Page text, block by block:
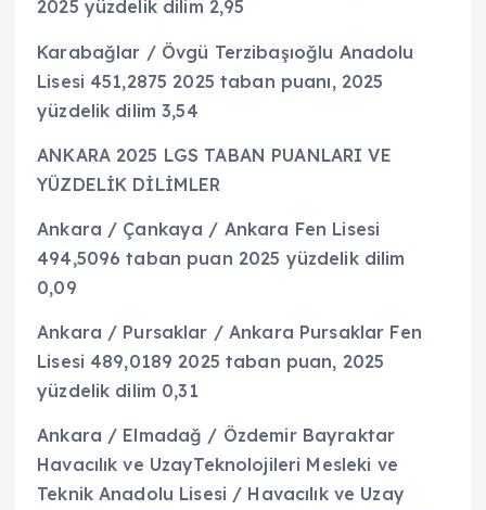
2025 yüzdelik dilim 2,95
Karabağlar / Övgü Terzibaşıoğlu Anadolu
Lisesi 451,2875 2025 taban puanı, 2025
yüzdelik dilim 3,54
ANKARA 2025 LGS TABAN PUANLARI VE
YÜZDELİK DİLİMLER
Ankara / Çankaya / Ankara Fen Lisesi
494,5096 taban puan 2025 yüzdelik dilim
0,09
Ankara / Pursaklar / Ankara Pursaklar Fen
Lisesi 489,0189 2025 taban puan, 2025
yüzdelik dilim 0,31
Ankara / Elmadağ / Özdemir Bayraktar
Havacılık ve UzayTeknolojileri Mesleki ve
Teknik Anadolu Lisesi / Havacılık ve Uzay